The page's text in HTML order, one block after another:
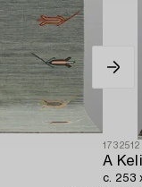
1732512
A
c. 253